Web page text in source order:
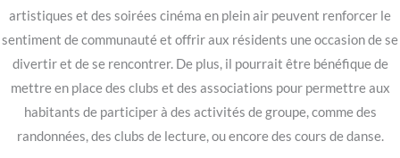
artistiques et des soirées cinéma en plein air peuvent renforcer le
sentiment de communauté et offrir aux résidents une occasion de se
divertir et de se rencontrer. De plus, il pourrait être bénéfique de
mettre en place des clubs et des associations pour permettre aux
habitants de participer à des activités de groupe, comme des
randonnées, des clubs de lecture, ou encore des cours de danse.